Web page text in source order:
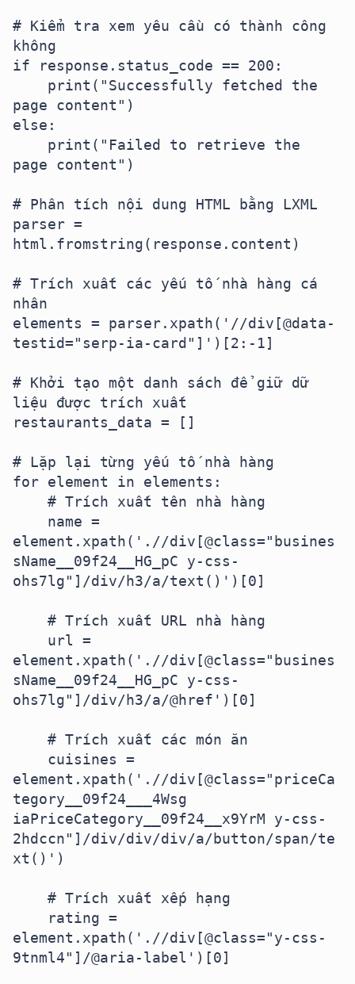
# Kiểm tra xem yêu cầu có thành công
không
if response.status_code == 200:
page content")
else:
page content")
# Phân tích nội dung HTML bằng LXML
parser =
html.fromstring(response.content)
# Trích xuất các yếu tố nhà hàng cá
nhân
elements = parser.xpath('//div[@data-
testid="serp-ia-card"]')[2:-1]
# Khởi tạo một danh sách để giữ dữ
liệu được trích xuất
restaurants_data = []
# Lặp lại từng yếu tố nhà hàng
for element in elements:
element.xpath('.//div[@class="busines
sName__09f24__HG_pC y-css-
ohs7lg"]/div/h3/a/text()')[0]
element.xpath('.//div[@class="busines
sName__09f24__HG_pC y-css-
ohs7lg"]/div/h3/a/@href')[0]
element.xpath('.//div[@class="priceCa
tegory__09f24___4Wsg
iaPriceCategory__09f24__x9YrM y-css-
2hdccn"]/div/div/div/a/button/span/te
xt()')
element.xpath('.//div[@class="y-css-
9tnml4"]/@aria-label')[0]